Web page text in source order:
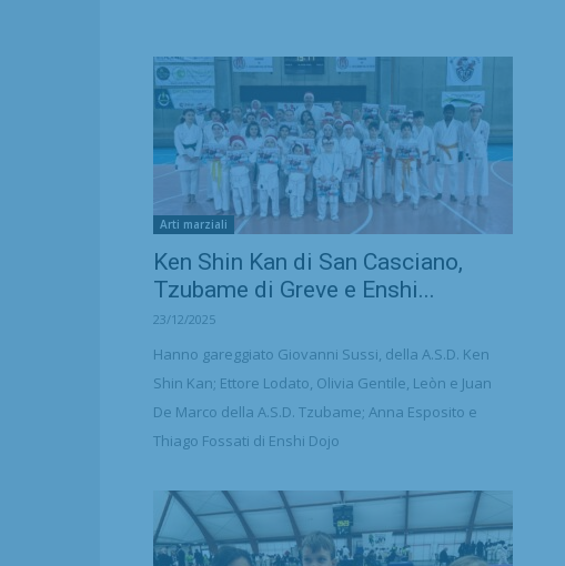
Arti marziali
Ken Shin Kan di San Casciano,
Tzubame di Greve e Enshi...
23/12/2025
Hanno gareggiato Giovanni Sussi, della A.S.D. Ken
Shin Kan; Ettore Lodato, Olivia Gentile, Leòn e Juan
De Marco della A.S.D. Tzubame; Anna Esposito e
Thiago Fossati di Enshi Dojo